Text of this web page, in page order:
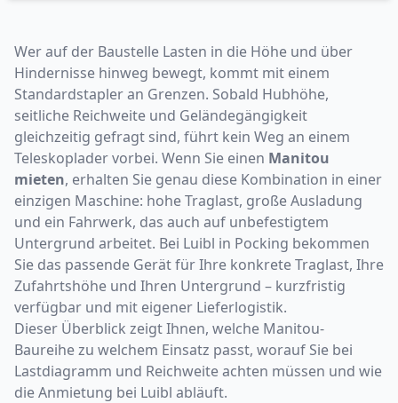
Wer auf der Baustelle Lasten in die Höhe und über
Hindernisse hinweg bewegt, kommt mit einem
Standardstapler an Grenzen. Sobald Hubhöhe,
seitliche Reichweite und Geländegängigkeit
gleichzeitig gefragt sind, führt kein Weg an einem
Teleskoplader vorbei. Wenn Sie einen Manitou
mieten, erhalten Sie genau diese Kombination in einer
einzigen Maschine: hohe Traglast, große Ausladung
und ein Fahrwerk, das auch auf unbefestigtem
Untergrund arbeitet. Bei Luibl in Pocking bekommen
Sie das passende Gerät für Ihre konkrete Traglast, Ihre
Zufahrtshöhe und Ihren Untergrund – kurzfristig
verfügbar und mit eigener Lieferlogistik.
Dieser Überblick zeigt Ihnen, welche Manitou-
Baureihe zu welchem Einsatz passt, worauf Sie bei
Lastdiagramm und Reichweite achten müssen und wie
die Anmietung bei Luibl abläuft.